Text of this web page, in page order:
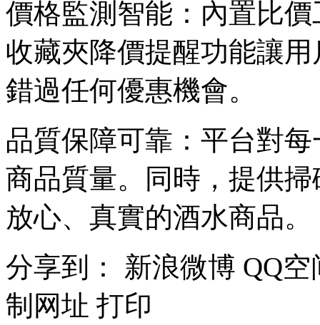
價格監測智能：內置比
收藏夾降價提醒功能讓
錯過任何優惠機會。
品質保障可靠：平台對
商品質量。同時，提供
放心、真實的酒水商品。
分享到：
新浪微博 QQ空
制网址 打印